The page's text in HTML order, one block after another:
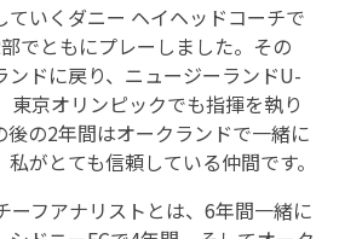
いくダニー ヘイヘッドコーチで
でともにプレーしました。その
ドに戻り、ニュージーランドU-
東京オリンピックでも指揮を執り
後の2年間はオークランドで一緒に
がとても信頼している仲間です。
ーフアナリストとは、6年間一緒に